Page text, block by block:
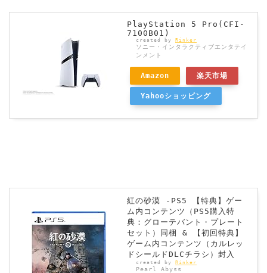
PlayStation 5 Pro(CFI-
7100B01)
created by Rinker
ソニー・インタラクティブエンタテイ
ンメント
Amazon 楽天市場
Yahooショッピング
紅の砂漠 -PS5 【特典】ゲー
ム内コンテンツ（PS5購入特
典：グローテバント・プレート
セット）同梱 & 【初回特典】
ゲーム内コンテンツ（カルレッ
ドシールドDLCチラシ）封入
created by Rinker
Pearl Abyss